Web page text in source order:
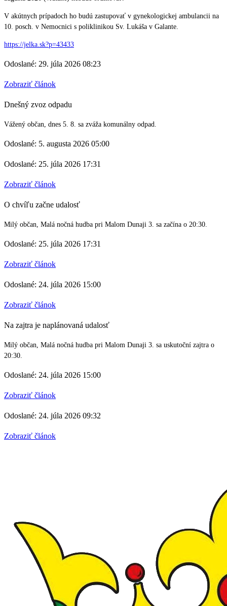
V akútnych prípadoch ho budú zastupovať v gynekologickej ambulancii na
10. posch. v Nemocnici s poliklinikou Sv. Lukáša v Galante.
https://jelka.sk?p=43433
Odoslané: 29. júla 2026 08:23
Zobraziť článok
Dnešný zvoz odpadu
Vážený občan, dnes 5. 8. sa zváža komunálny odpad.
Odoslané: 5. augusta 2026 05:00
Odoslané: 25. júla 2026 17:31
Zobraziť článok
O chvíľu začne udalosť
Milý občan, Malá nočná hudba pri Malom Dunaji 3. sa začína o 20:30.
Odoslané: 25. júla 2026 17:31
Zobraziť článok
Odoslané: 24. júla 2026 15:00
Zobraziť článok
Na zajtra je naplánovaná udalosť
Milý občan, Malá nočná hudba pri Malom Dunaji 3. sa uskutoční zajtra o
20:30.
Odoslané: 24. júla 2026 15:00
Zobraziť článok
Odoslané: 24. júla 2026 09:32
Zobraziť článok